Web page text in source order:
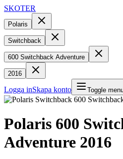
SKOTER
Polaris
Switchback
600 Switchback Adventure
2016
Logga inSkapa konto Toggle
Polaris 600
Adventure 2016